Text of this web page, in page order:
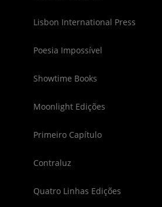
Lisbon International Press
Poesia Impossível
Showtime Books
Moonlight Edições
Primeiro Capítulo
Contraluz
Quatro Linhas Edições